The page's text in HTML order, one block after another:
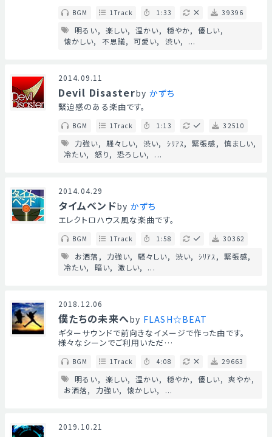
BGM 1Track 1:33 39396
明るい 楽しい 温かい 穏やか
優しい
懐かしい
不思議 可愛い 渋い ...
2014.09.11
Devil Disasterby かずち
緊迫感のある楽曲です。
BGM 1Track 1:13 32510
力強い 騒々しい 渋い ｼﾘｱｽ 緊張感
慎ましい
冷たい
怒り 恐ろしい ...
2014.04.29
タイムベンドby かずち
エレクトロハウス風な楽曲です。
BGM 1Track 1:58 30362
お洒落 力強い 騒々しい 渋い ｼﾘｱｽ
緊張感
冷たい
暗い 激しい ...
2018.12.06
僕たちの未来へby FLASH☆BEAT
ギターサウンドで前向きなイメージで作った曲です。
様々なシーンでご利用いただ…
BGM 1Track 4:08 29663
明るい 楽しい 温かい 穏やか 優しい
爽やか
お洒落
力強い 懐かしい ...
2019.10.21